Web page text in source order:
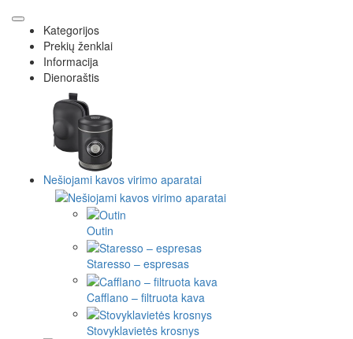
Kategorijos
Prekių ženklai
Informacija
Dienoraštis
Nešiojami kavos virimo aparatai
Outin
Staresso – espresas
Cafflano – filtruota kava
Stovyklavietės krosnys